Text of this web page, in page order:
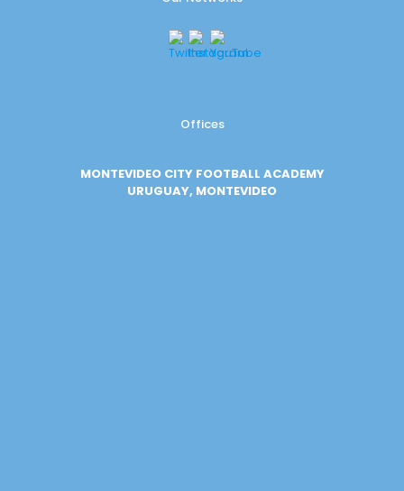
Offices
MONTEVIDEO CITY FOOTBALL ACADEMY
URUGUAY, MONTEVIDEO